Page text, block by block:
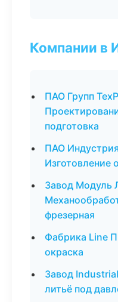
Компании в
ПАО Групп
подготовка
ПАО
Изготовление
Завод Модуль
фрезерная
Фабрика Line
окраска
Завод
литьё под